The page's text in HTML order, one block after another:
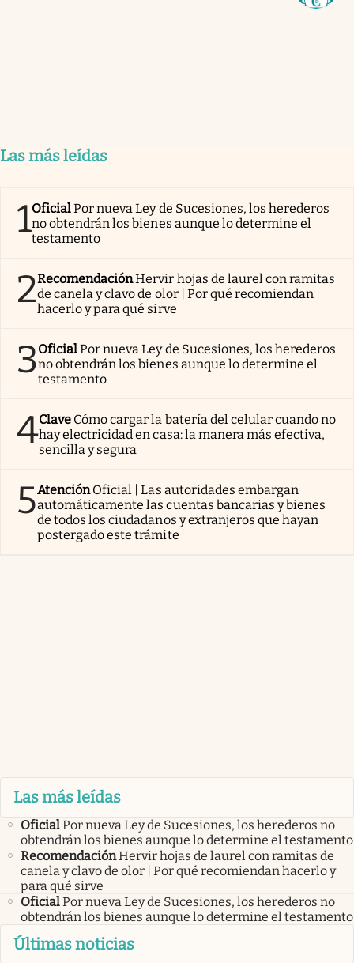
Las más leídas
1OficialPor nueva Ley de Sucesiones, los herederos
no obtendrán los bienes aunque lo determine el
testamento
2RecomendaciónHervir hojas de laurel con ramitas
de canela y clavo de olor | Por qué recomiendan
hacerlo y para qué sirve
3OficialPor nueva Ley de Sucesiones, los herederos
no obtendrán los bienes aunque lo determine el
testamento
4Clave Cómo cargar la batería del celular cuando no
hay electricidad en casa: la manera más efectiva,
sencilla y segura
5AtenciónOficial | Las autoridades embargan
automáticamente las cuentas bancarias y bienes
de todos los ciudadanos y extranjeros que hayan
postergado este trámite
Las más leídas
OficialPor nueva Ley de Sucesiones, los herederos no
obtendrán los bienes aunque lo determine el testamento
RecomendaciónHervir hojas de laurel con ramitas de
canela y clavo de olor | Por qué recomiendan hacerlo y
para qué sirve
OficialPor nueva Ley de Sucesiones, los herederos no
obtendrán los bienes aunque lo determine el testamento
Últimas noticias